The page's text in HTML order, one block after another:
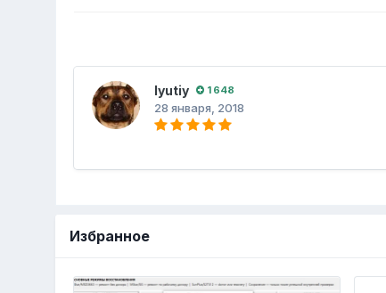
lyutiy 1 648
28 января, 2018
Избранное